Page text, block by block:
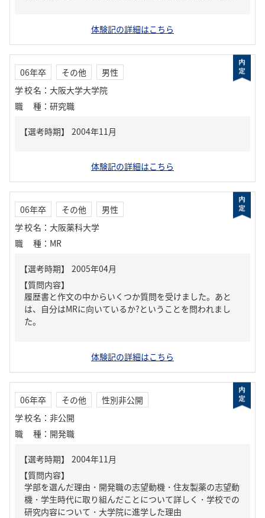
体験記の詳細はこちら
06年卒 その他
男性
学校名 ： 大阪大学大学院
職種 ： 研究職
体験記の詳細はこちら
06年卒 その他
男性
学校名 ： 大阪薬科大学
職種 ： MR
【質問内容】
履歴書と作文の中からいくつか質問を受けました。あと
は、自分はMRに向いているか?ということを問われまし
た。
体験記の詳細はこちら
06年卒 その他
性別非公開
学校名 ： 非公開
職種 ： 開発職
【質問内容】
学部を選んだ理由・開発職の志望動機・住友製薬の志望動
機・学生時代に取り組んだことについて詳しく・学校での
研究内容について・大学院に進学した理由